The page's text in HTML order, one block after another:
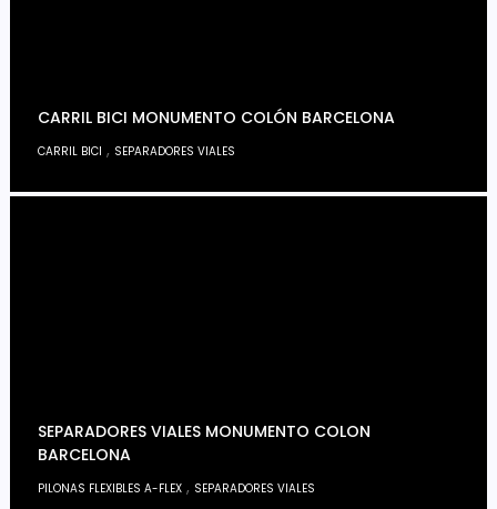
CARRIL BICI MONUMENTO COLÓN BARCELONA
CARRIL BICI , SEPARADORES VIALES
SEPARADORES VIALES MONUMENTO COLON
BARCELONA
PILONAS FLEXIBLES A-FLEX , SEPARADORES VIALES